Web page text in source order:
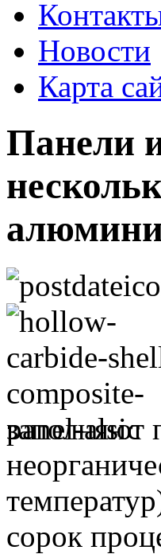
Новости
Карта
Панели
заполняют
сорок